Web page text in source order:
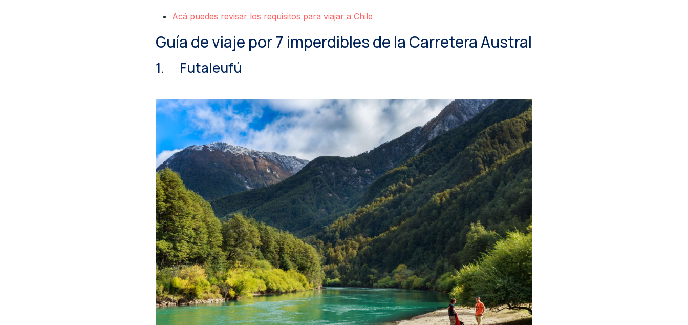
Acá puedes revisar los requisitos para viajar a Chile
Guía de viaje por 7 imperdibles de la Carretera Austral
1. Futaleufú